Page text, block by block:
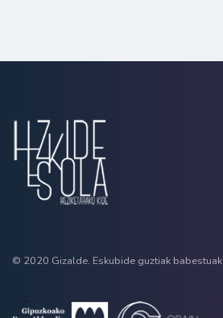
© 2020 Gizalde. Eskubide guztiak babestuak